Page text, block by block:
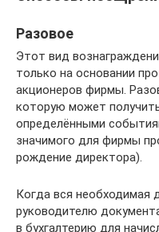
Разовое
Этот вид
только на основании
акционеров фирмы.
которую может
определёнными
значимого для фирмы
рождение директора).
Когда вся необходимая
руководителю
в бухгалтерию для